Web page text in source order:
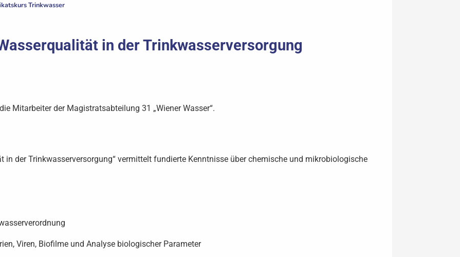
Trinkwasser
in der Trinkwasserversorgung
Mitarbeiter der Magistratsabteilung 31 „Wiener Wasser“.
in der Trinkwasserversorgung“ vermittelt fundierte Kenntnisse über chemische und mikrobiologische
Viren, Biofilme und Analyse biologischer Parameter